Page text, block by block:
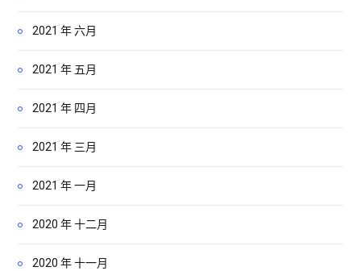
2021 年 六月
2021 年 五月
2021 年 四月
2021 年 三月
2021 年 一月
2020 年 十二月
2020 年 十一月